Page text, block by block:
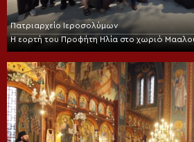
Πατριαρχείο Ιεροσολύμων
Η εορτή του Προφήτη Ηλία στο χωριό